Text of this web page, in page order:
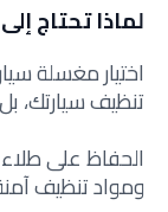
لماذا تحتاج
اختيار مغسلة
تنظيف سيارتك،
الحفاظ على
ومواد تنظيف